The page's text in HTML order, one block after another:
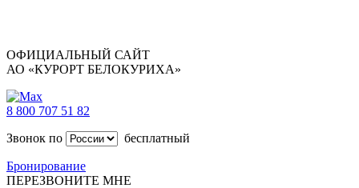
ОФИЦИАЛЬНЫЙ САЙТ
АО «КУРОРТ БЕЛОКУРИХА»
8 800 707 51 82
Звонок по
бесплатный
Бронирование
ПЕРЕЗВОНИТЕ МНЕ